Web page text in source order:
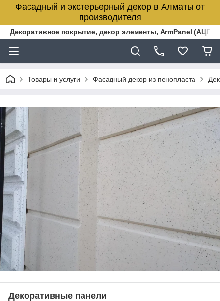
Фасадный и экстерьерный декор в Алматы от
производителя
Декоративное покрытие, декор элементы, ArmPanel
Товары и услуги Фасадный декор из пенопласта
Декоративные панели